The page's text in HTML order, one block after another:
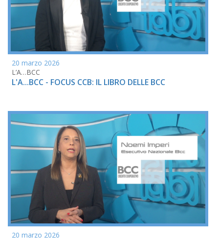
20 marzo 2026
L’A…BCC
L'A...BCC - FOCUS CCB: IL LIBRO DELLE BCC
20 marzo 2026